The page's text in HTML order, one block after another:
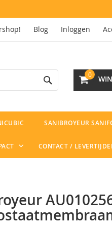
Blog Inloggen
0
SANIBROYEUR
CONTACT /